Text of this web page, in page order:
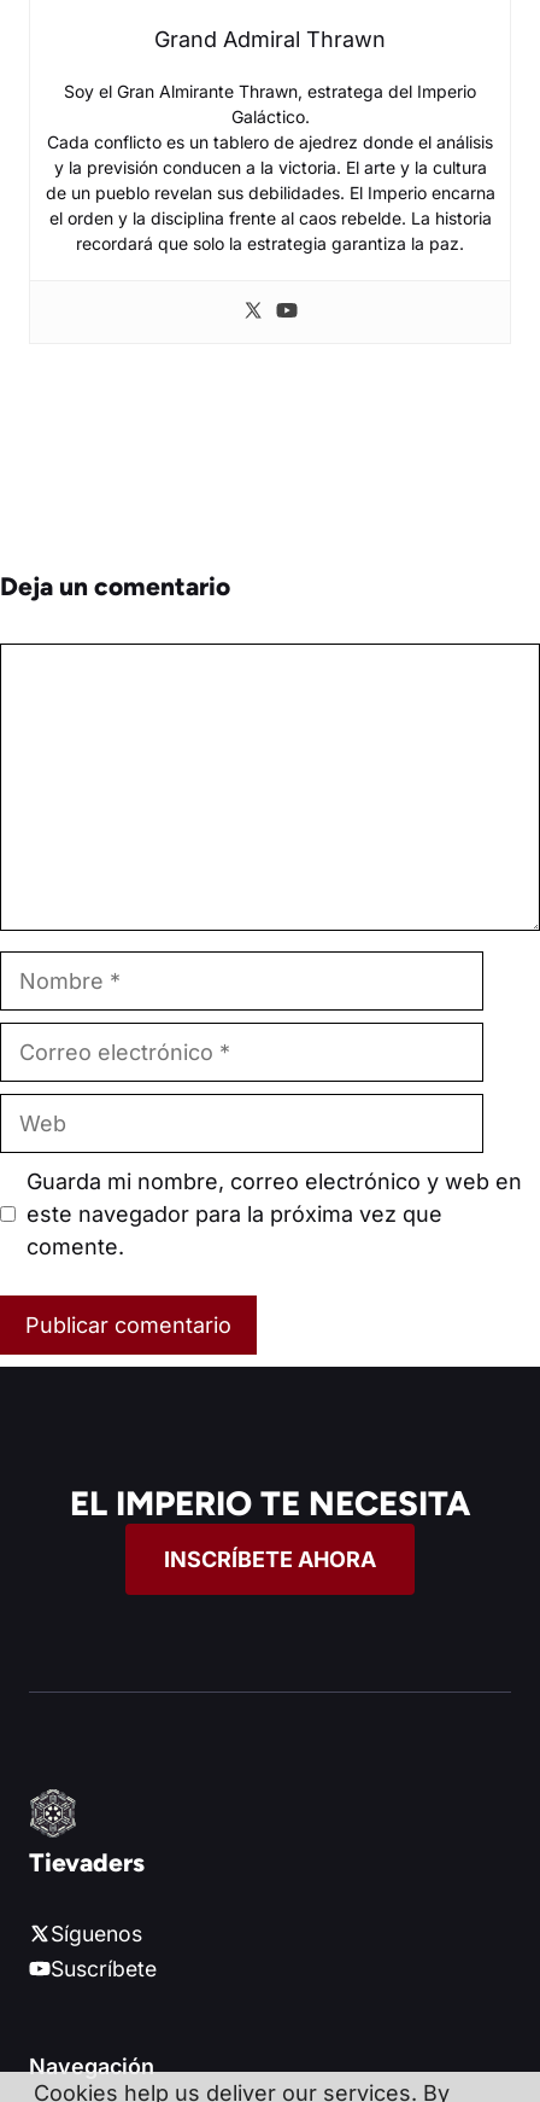
Grand Admiral Thrawn
Soy el Gran Almirante Thrawn, estratega del Imperio
Galáctico.
Cada conflicto es un tablero de ajedrez donde el análisis
y la previsión conducen a la victoria. El arte y la cultura
de un pueblo revelan sus debilidades. El Imperio encarna
el orden y la disciplina frente al caos rebelde. La historia
recordará que solo la estrategia garantiza la paz.
Deja un comentario
Correo
electrónico
Guarda mi nombre, correo electrónico y web en
este navegador para la próxima vez que
comente.
EL IMPERIO TE NECESITA
INSCRÍBETE AHORA
Tievaders
Síguenos
Suscríbete
Navegación
Cookies help us deliver our services. By